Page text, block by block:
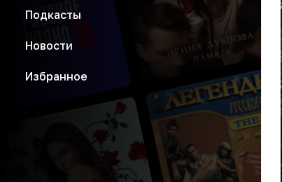
Подкасты
Новости
Избранное